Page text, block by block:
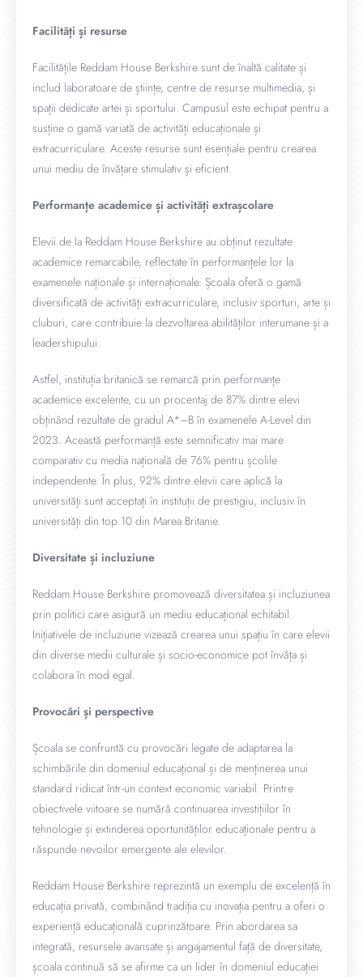
Facilități și resurse
Facilitățile Reddam House Berkshire sunt de înaltă calitate și
includ laboratoare de științe, centre de resurse multimedia, și
spații dedicate artei și sportului. Campusul este echipat pentru a
susține o gamă variată de activități educaționale și
extracurriculare. Aceste resurse sunt esențiale pentru crearea
unui mediu de învățare stimulativ și eficient.
Performanțe academice și activități extrașcolare
Elevii de la Reddam House Berkshire au obținut rezultate
academice remarcabile, reflectate în performanțele lor la
examenele naționale și internaționale. Școala oferă o gamă
diversificată de activități extracurriculare, inclusiv sporturi, arte și
cluburi, care contribuie la dezvoltarea abilităților interumane și a
leadershipului.
Astfel, instituția britanică se remarcă prin performanțe
academice excelente, cu un procentaj de 87% dintre elevi
obținând rezultate de gradul A*–B în examenele A-Level din
2023. Această performanță este semnificativ mai mare
comparativ cu media națională de 76% pentru școlile
independente. În plus, 92% dintre elevii care aplică la
universități sunt acceptați în instituții de prestigiu, inclusiv în
universități din top 10 din Marea Britanie.
Diversitate și incluziune
Reddam House Berkshire promovează diversitatea și incluziunea
prin politici care asigură un mediu educațional echitabil.
Inițiativele de incluziune vizează crearea unui spațiu în care elevii
din diverse medii culturale și socio-economice pot învăța și
colabora în mod egal.
Provocări și perspective
Școala se confruntă cu provocări legate de adaptarea la
schimbările din domeniul educațional și de menținerea unui
standard ridicat într-un context economic variabil. Printre
obiectivele viitoare se numără continuarea investițiilor în
tehnologie și extinderea oportunităților educaționale pentru a
răspunde nevoilor emergente ale elevilor.
Reddam House Berkshire reprezintă un exemplu de excelență în
educația privată, combinând tradiția cu inovația pentru a oferi o
experiență educațională cuprinzătoare. Prin abordarea sa
integrată, resursele avansate și angajamentul față de diversitate,
școala continuă să se afirme ca un lider în domeniul educației